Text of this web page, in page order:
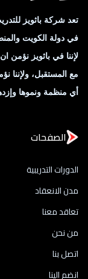
تعد شركة باثويز
في دولة الكويت
لإننا في باثويز نؤمن
مع المستقبل، ولإننا
أي منظمة ونموها
الصفحات
الدورات التدريبية
مدن الانعقاد
تعاقد معنا
من نحن
اتصل بنا
انضم الينا